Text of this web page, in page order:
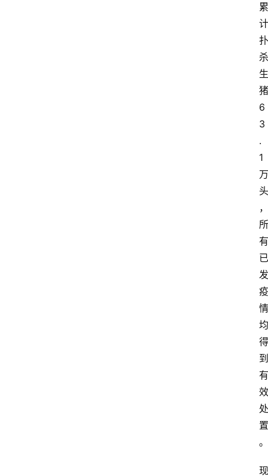
累
计
扑
杀
生
猪
6
3
.
1
万
头
，
所
有
已
发
疫
情
均
得
到
有
效
处
置
。
现